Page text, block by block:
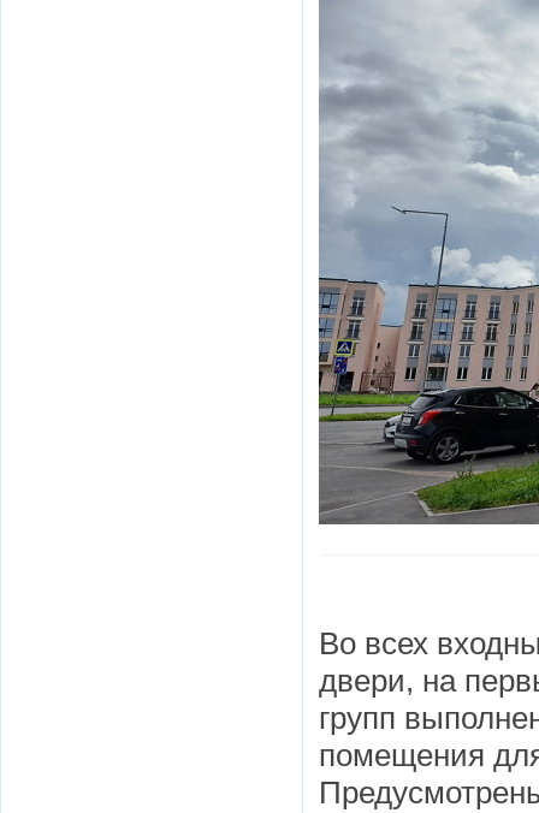
Во всех
двери, на
групп
помещения